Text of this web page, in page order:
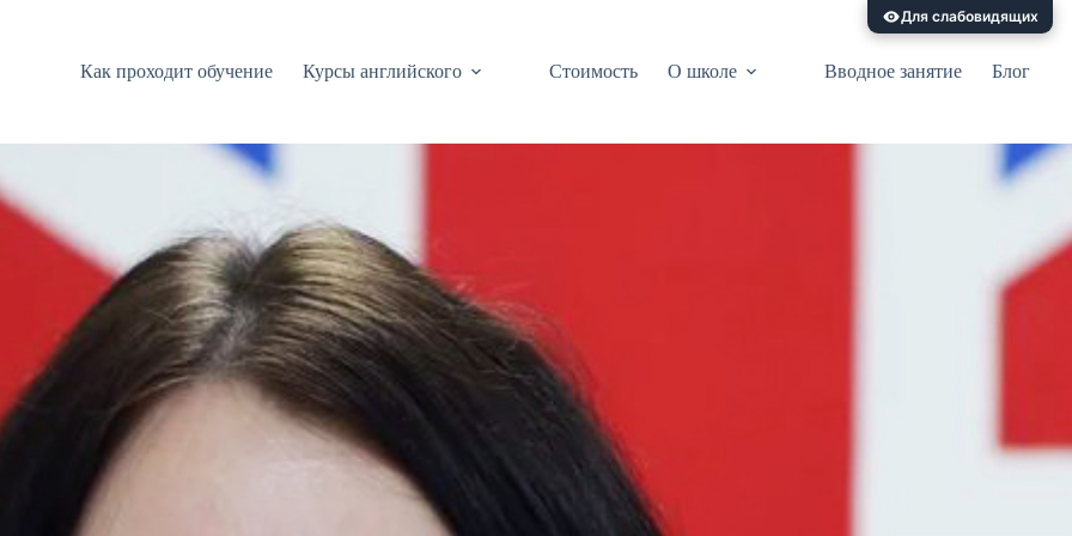
Как проходит обучение
Курсы английского Стоимость О школе Вводное занятие Блог
Для слабовидящих